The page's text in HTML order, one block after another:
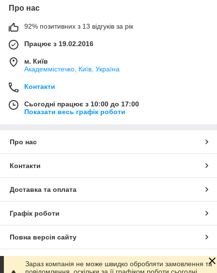
Про нас
92% позитивних з 13 відгуків за рік
Працює з 19.02.2016
м. Київ
Академмістечко, Київ, Україна
Контакти
Сьогодні працює з 10:00 до 17:00
Показати весь графік роботи
Про нас
Контакти
Доставка та оплата
Графік роботи
Повна версія сайту
Сайт створено на маркетплейсіProm.ua
Зараз компанія не може швидко обробляти замовлення та